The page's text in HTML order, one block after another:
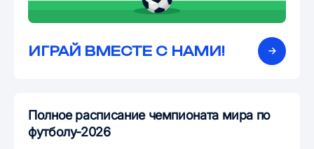
ИГРАЙ ВМЕСТЕ С НАМИ!
Полное расписание чемпионата мира по
футболу-2026